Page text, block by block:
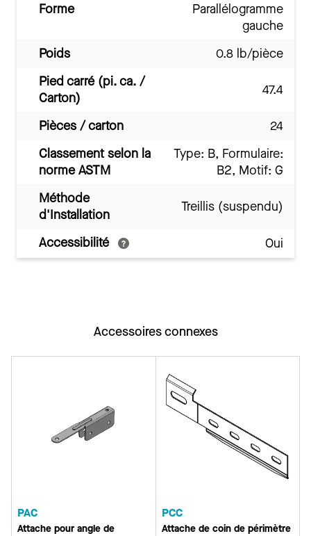
Forme
Parallélogramme
gauche
Poids
0.8 lb/pièce
Pied carré (pi. ca. /
Carton)
47.4
Pièces / carton
24
Classement selon la
norme ASTM
Type: B, Formulaire:
B2, Motif: G
Méthode
d'Installation
Treillis (suspendu)
Accessibilité Oui
Accessoires connexes
PAC
Attache pour angle de
PCC
Attache de coin de périmètre